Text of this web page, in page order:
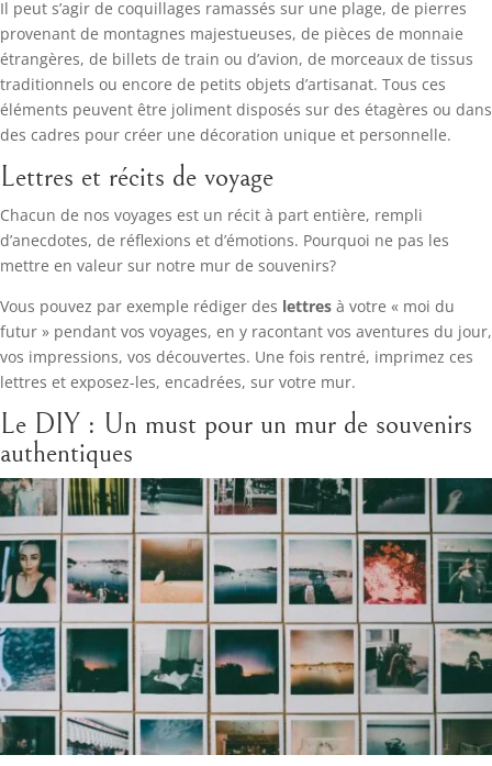
Il peut s’agir de coquillages ramassés sur une plage, de pierres
provenant de montagnes majestueuses, de pièces de monnaie
étrangères, de billets de train ou d’avion, de morceaux de tissus
traditionnels ou encore de petits objets d’artisanat. Tous ces
éléments peuvent être joliment disposés sur des étagères ou dans
des cadres pour créer une décoration unique et personnelle.
Lettres et récits de voyage
Chacun de nos voyages est un récit à part entière, rempli
d’anecdotes, de réflexions et d’émotions. Pourquoi ne pas les
mettre en valeur sur notre mur de souvenirs?
Vous pouvez par exemple rédiger des lettres à votre « moi du
futur » pendant vos voyages, en y racontant vos aventures du jour,
vos impressions, vos découvertes. Une fois rentré, imprimez ces
lettres et exposez-les, encadrées, sur votre mur.
Le DIY : Un must pour un mur de souvenirs
authentiques